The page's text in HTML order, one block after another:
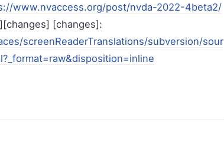
www.nvaccess.org/post/nvda-2022-4beta2/
[changes]:
screenReaderTranslations/subversion/sour